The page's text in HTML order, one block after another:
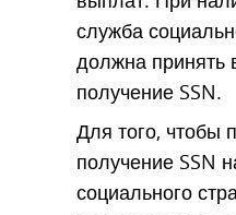
служба
должна принять
получение SSN.
Для того, чтобы
получение SSN
социального